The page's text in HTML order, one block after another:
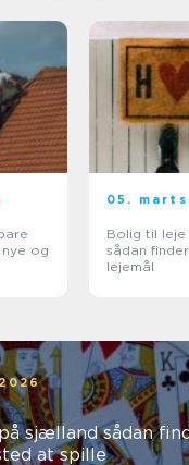
og
05. marts
Bolig til leje
sådan
lejemål
sådan finder du
at spille